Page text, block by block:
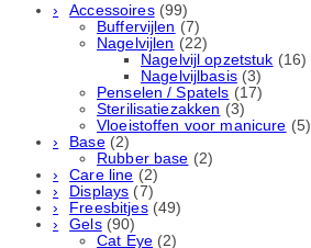
Accessoires (99)
Buffervijlen (7)
Nagelvijlen (22)
Nagelvijl opzetstuk (16)
Nagelvijlbasis (3)
Penselen / Spatels (17)
Sterilisatiezakken (3)
Vloeistoffen voor manicure (5)
Base (2)
Rubber basе (2)
Care line (2)
Displays (7)
Freesbitjes (49)
Gels (90)
Cat Eye (2)